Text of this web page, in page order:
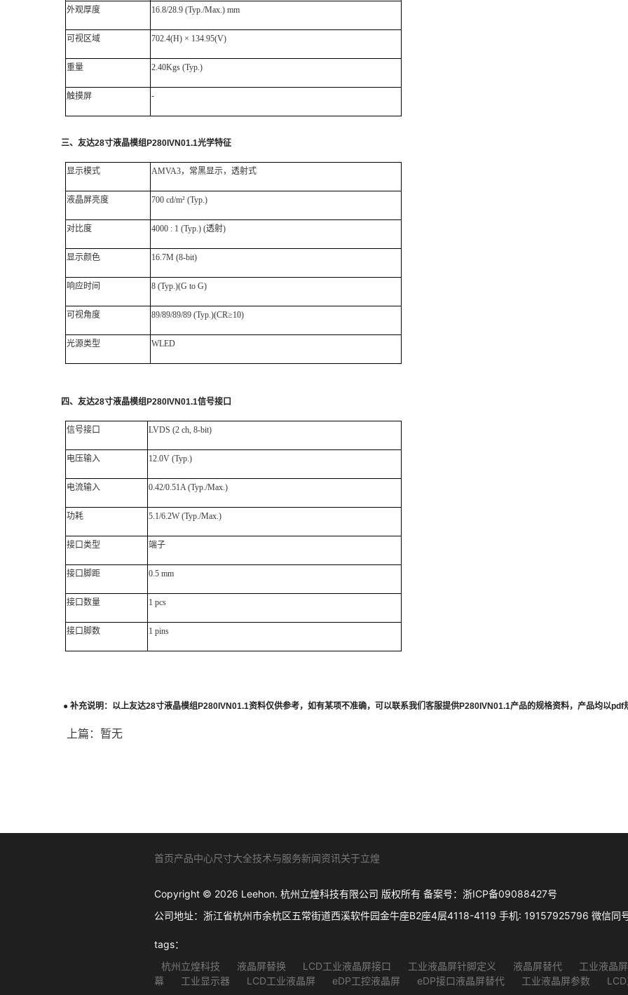
外观厚度 16.8/28.9 (Typ./Max.) mm
可视区域 702.4(H) × 134.95(V)
重量 2.40Kgs (Typ.)
触摸屏 -
三、 友达28寸液晶模组P280IVN01.1光学特征
显示模式 AMVA3，常黑显示，透射式
液晶屏亮度 700 cd/m² (Typ.)
对比度 4000 : 1 (Typ.) (透射)
显示颜色 16.7M (8-bit)
响应时间 8 (Typ.)(G to G)
可视角度 89/89/89/89 (Typ.)(CR≥10)
光源类型 WLED
四、 友达28寸液晶模组P280IVN01.1信号接口
信号接口 LVDS (2 ch, 8-bit)
电压输入 12.0V (Typ.)
电流输入 0.42/0.51A (Typ./Max.)
功耗 5.1/6.2W (Typ./Max.)
接口类型 端子
接口脚距 0.5 mm
接口数量 1 pcs
接口脚数 1 pins
● 补充说明：以上友达28寸液晶模组P280IVN01.1资料仅供参考，如有某项不准确，可以联系我们客服提供P280IVN01.1产品的规格资料，产品均以pdf
上篇：暂无
首页产品中心尺寸大全技术与服务新闻资讯关于立煌
Copyright © 2026 Leehon. 杭州立煌科技有限公司 版权所有 备案号： 浙ICP备09088427号
公司地址：浙江省杭州市余杭区五常街道西溪软件园金牛座B2座4层4118-4119 手机: 19157925796 微信
tags：
杭州立煌科技
液晶屏替换 LCD工业液晶屏接口 工业液晶屏针脚定义 液晶屏替代 工业液晶屏
幕
工业显示器 LCD工业液晶屏 eDP工控液晶屏 eDP接口液晶屏替代 工业液晶屏参数